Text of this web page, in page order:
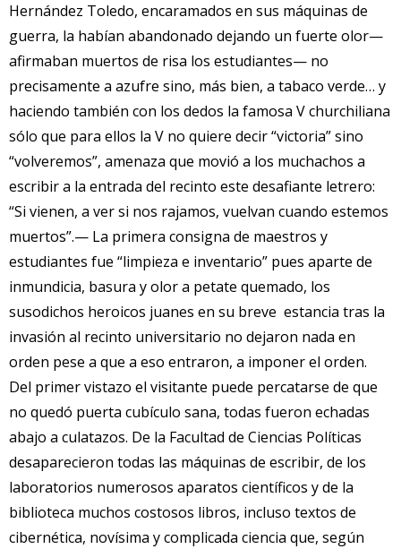
Hernández Toledo, encaramados en sus máquinas de
guerra, la habían abandonado dejando un fuerte olor—
afirmaban muertos de risa los estudiantes— no
precisamente a azufre sino, más bien, a tabaco verde… y
haciendo también con los dedos la famosa V churchiliana
sólo que para ellos la V no quiere decir “victoria” sino
“volveremos”, amenaza que movió a los muchachos a
escribir a la entrada del recinto este desafiante letrero:
“Si vienen, a ver si nos rajamos, vuelvan cuando estemos
muertos”.— La primera consigna de maestros y
estudiantes fue “limpieza e inventario” pues aparte de
inmundicia, basura y olor a petate quemado, los
susodichos heroicos juanes en su breve estancia tras la
invasión al recinto universitario no dejaron nada en
orden pese a que a eso entraron, a imponer el orden.
Del primer vistazo el visitante puede percatarse de que
no quedó puerta cubículo sana, todas fueron echadas
abajo a culatazos. De la Facultad de Ciencias Políticas
desaparecieron todas las máquinas de escribir, de los
laboratorios numerosos aparatos científicos y de la
biblioteca muchos costosos libros, incluso textos de
cibernética, novísima y complicada ciencia que, según